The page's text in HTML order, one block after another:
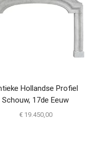
Hollandse Profiel
Schouw, 17de Eeuw
€19.450,00